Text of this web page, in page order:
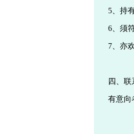
5、 持
6、 须
7、 亦
四、 联
有意向